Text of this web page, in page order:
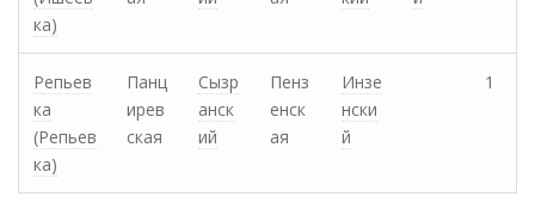
ка)
Репьев
ка
(Репьев
ка)
Панц
ирев
ская
Сызр
анск
ий
Пенз
енск
ая
Инзе
нски
й
1